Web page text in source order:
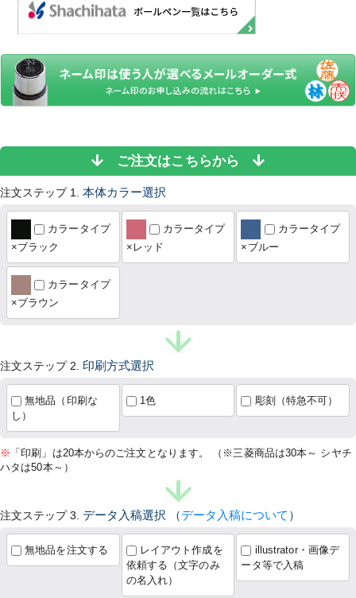
ご注文はこちらから
注文ステップ 1. 本体カラー選択
カラータイプ
×ブラック
カラータイプ
×レッド
カラータイプ
×ブルー
カラータイプ
×ブラウン
注文ステップ 2. 印刷方式選択
無地品（印刷な
し）
1色 彫刻（特急不可）
※ 「印刷」は20本からのご注文となります。 （※三菱商品は30本～ シヤチ
ハタは50本～）
注文ステップ 3. データ入稿選択 （データ入稿について ）
無地品を注文する
レイアウト作成を
依頼する（文字のみ
の名入れ）
illustrator・画像デ
ータ等で入稿